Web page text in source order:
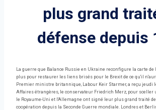
plus grand
défense depuis
La guerre que Balance Russie en Ukraine reconfigure la carte de
plus pour restaurer les liens brisés pour le Brexit de ce qu'il
Premier ministre britannique, Labour Keir Starmer, a reçu jeudi
Affaires étrangères, le conservateur Friedrich Merz, pour
le Royaume-Uni et l'Allemagne ont signé leur plus grand traité de
coopération depuis la Seconde Guerre mondiale. Londres et